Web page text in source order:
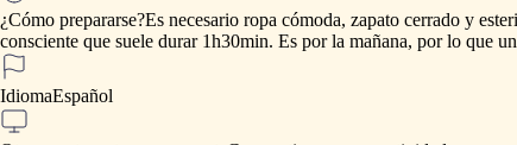
¿Cómo prepararse?Es necesario ropa cómoda, zapato cerrado y
consciente que suele durar 1h30min. Es por la mañana, por lo que
IdiomaEspañol